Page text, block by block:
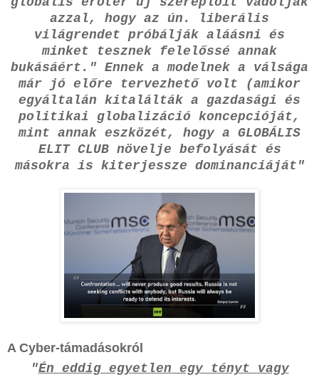
azzal, hogy az ún. liberális
világrendet próbálják aláásni és
minket tesznek felelőssé annak
bukásáért." Ennek a modelnek a válsága
már jó előre tervezhető volt (amikor
egyáltalán kitalálták a gazdasági és
politikai globalizáció koncepcióját,
mint annak eszközét, hogy a GLOBÁLIS
ELIT CLUB növelje befolyását és
másokra is kiterjessze dominanciáját"
A Cyber-támadásokról
"Én eddig egyetlen egy tényt vagy